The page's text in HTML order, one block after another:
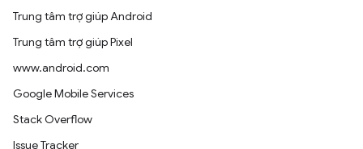
Trung tâm trợ giúp Android
Trung tâm trợ giúp Pixel
www.android.com
Google Mobile Services
Stack Overflow
Issue Tracker